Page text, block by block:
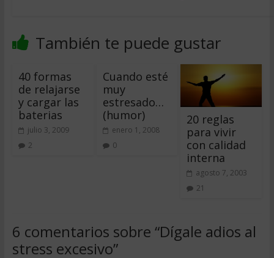
También te puede gustar
40 formas
de relajarse
y cargar las
baterias
julio 3, 2009
2
Cuando esté
muy
estresado…
(humor)
enero 1, 2008
0
20 reglas
para vivir
con calidad
interna
agosto 7, 2003
21
6 comentarios sobre “Dígale adios al
stress excesivo”